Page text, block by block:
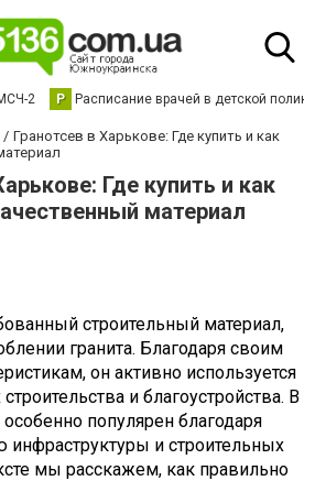
2 Р Расписание врачей в детской
Гранотсев в Харькове: Где купить и как
Где купить и как
материал
строительный материал,
гранита. Благодаря своим
он активно используется
и благоустройства. В
популярен благодаря
инфраструктуры и строительных
мы расскажем, как правильно